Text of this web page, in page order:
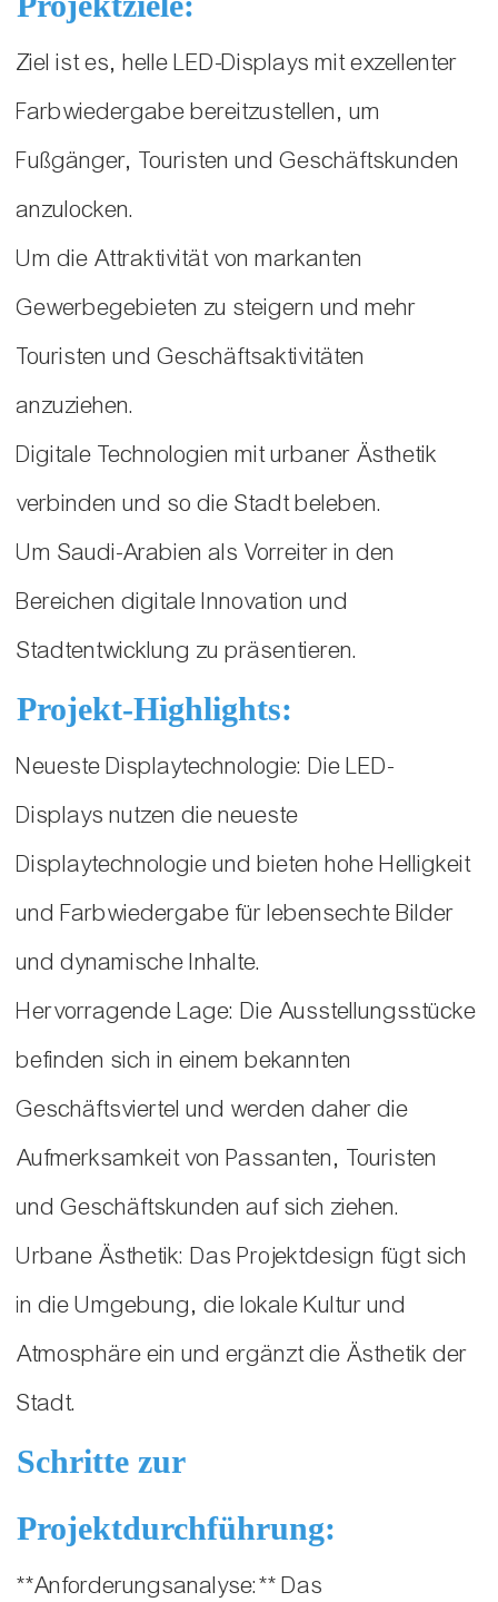
Ziel ist es, helle LED-Displays mit exzellenter
Farbwiedergabe bereitzustellen, um
Fußgänger, Touristen und Geschäftskunden
anzulocken.
Um die Attraktivität von markanten
Gewerbegebieten zu steigern und mehr
Touristen und Geschäftsaktivitäten
anzuziehen.
Digitale Technologien mit urbaner Ästhetik
verbinden und so die Stadt beleben.
Um Saudi-Arabien als Vorreiter in den
Bereichen digitale Innovation und
Stadtentwicklung zu präsentieren.
Projekt-Highlights:
Neueste Displaytechnologie: Die LED-
Displays nutzen die neueste
Displaytechnologie und bieten hohe Helligkeit
und Farbwiedergabe für lebensechte Bilder
und dynamische Inhalte.
Hervorragende Lage: Die Ausstellungsstücke
befinden sich in einem bekannten
Geschäftsviertel und werden daher die
Aufmerksamkeit von Passanten, Touristen
und Geschäftskunden auf sich ziehen.
Urbane Ästhetik: Das Projektdesign fügt sich
in die Umgebung, die lokale Kultur und
Atmosphäre ein und ergänzt die Ästhetik der
Stadt.
Schritte zur
Projektdurchführung:
**Anforderungsanalyse:** Das